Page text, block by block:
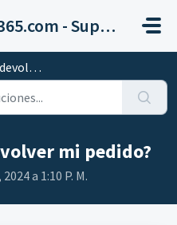
Party365.com - Support
pedido?
mi pedido?
a 1:10 P. M.